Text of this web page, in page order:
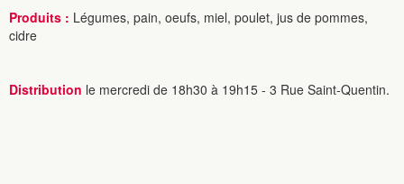
Produits : Légumes, pain, oeufs, miel, poulet, jus de pommes,
cidre
Distribution le mercredi de 18h30 à 19h15 - 3 Rue Saint-Quentin.